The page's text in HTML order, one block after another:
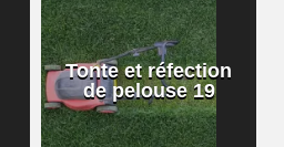
Tonte et réfection
de pelouse 19